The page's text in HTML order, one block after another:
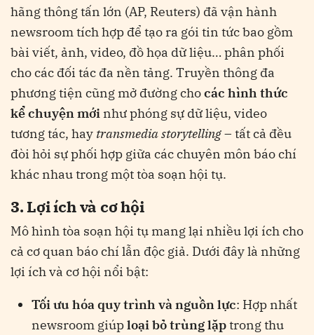
hãng thông tấn lớn (AP, Reuters) đã vận hành
newsroom tích hợp để tạo ra gói tin tức bao gồm
bài viết, ảnh, video, đồ họa dữ liệu… phân phối
cho các đối tác đa nền tảng. Truyền thông đa
phương tiện cũng mở đường chocác hình thức
kể chuyện mới như phóng sự dữ liệu, video
tương tác, hay transmedia storytelling– tất cả đều
đòi hỏi sự phối hợp giữa các chuyên môn báo chí
khác nhau trong một tòa soạn hội tụ.
3. Lợi ích và cơ hội
Mô hình tòa soạn hội tụ mang lại nhiều lợi ích cho
cả cơ quan báo chí lẫn độc giả. Dưới đây là những
lợi ích và cơ hội nổi bật:
Tối ưu hóa quy trình và nguồn lực: Hợp nhất
newsroom giúploại bỏ trùng lặptrong thu